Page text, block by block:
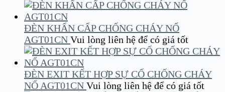
ĐÈN KHẨN CẤP CHỐNG CHÁY NỔ
AGT01CN Vui lòng liên hệ để có giá tốt
ĐÈN EXIT KẾT HỢP SỰ CỐ CHỐNG CHÁY
NỔ AGT01CN Vui lòng liên hệ để có giá tốt